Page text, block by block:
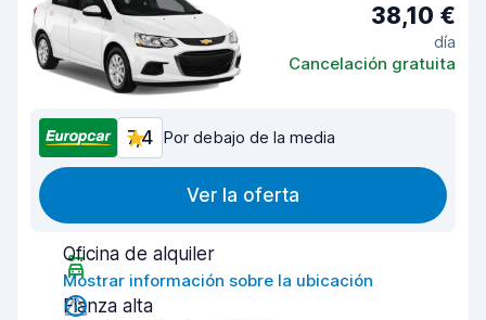
38,10 €
día
Cancelación gratuita
7,4 Por debajo de la media
Ver la oferta
Oficina de alquiler
Mostrar información sobre la ubicación
Fianza alta